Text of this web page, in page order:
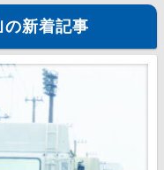
｣の新着記事